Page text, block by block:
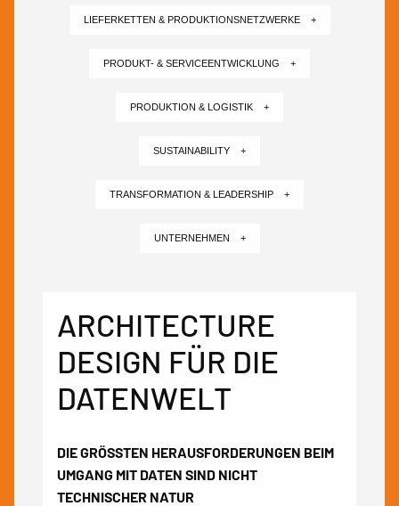
LIEFERKETTEN & PRODUKTIONSNETZWERKE +
PRODUKT- & SERVICEENTWICKLUNG +
PRODUKTION & LOGISTIK +
SUSTAINABILITY +
TRANSFORMATION & LEADERSHIP +
UNTERNEHMEN +
ARCHITECTURE
DESIGN FÜR DIE
DATENWELT
DIE GRÖSSTEN HERAUSFORDERUNGEN BEIM
UMGANG MIT DATEN SIND NICHT
TECHNISCHER NATUR